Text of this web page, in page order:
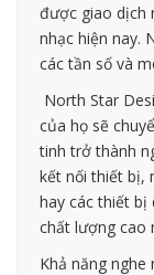
được giao dịch
nhạc hiện nay.
các tần số và
North Star
của họ sẽ
tinh trở thành
kết nối thiết bị,
hay các thiết
chất lượng cao
Khả năng